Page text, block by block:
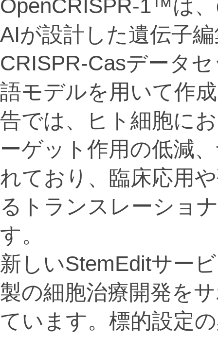
OpenCRISPR-1™は
AIが設計した遺伝子
CRISPR-Casデータ
語モデルを用いて作
告では、ヒト細胞に
ーゲット作用の低減
れており、臨床応用
るトランスレーショ
す。
新しいStemEditサー
製の細胞治療開発を
ています。標的設定